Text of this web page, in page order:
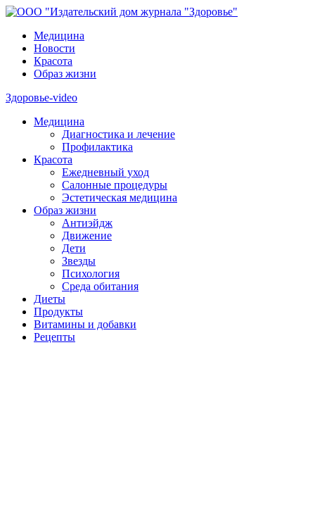
Медицина
Новости
Красота
Образ жизни
Здоровье-video
Медицина
Диагностика и лечение
Профилактика
Красота
Ежедневный уход
Салонные процедуры
Эстетическая медицина
Образ жизни
Антиэйдж
Движение
Дети
Звезды
Психология
Среда обитания
Диеты
Продукты
Витамины и добавки
Рецепты